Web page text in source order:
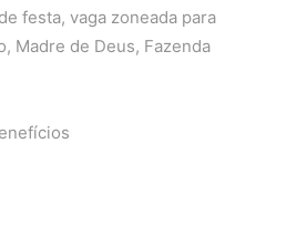
festa, vaga zoneada para
Madre de Deus, Fazenda